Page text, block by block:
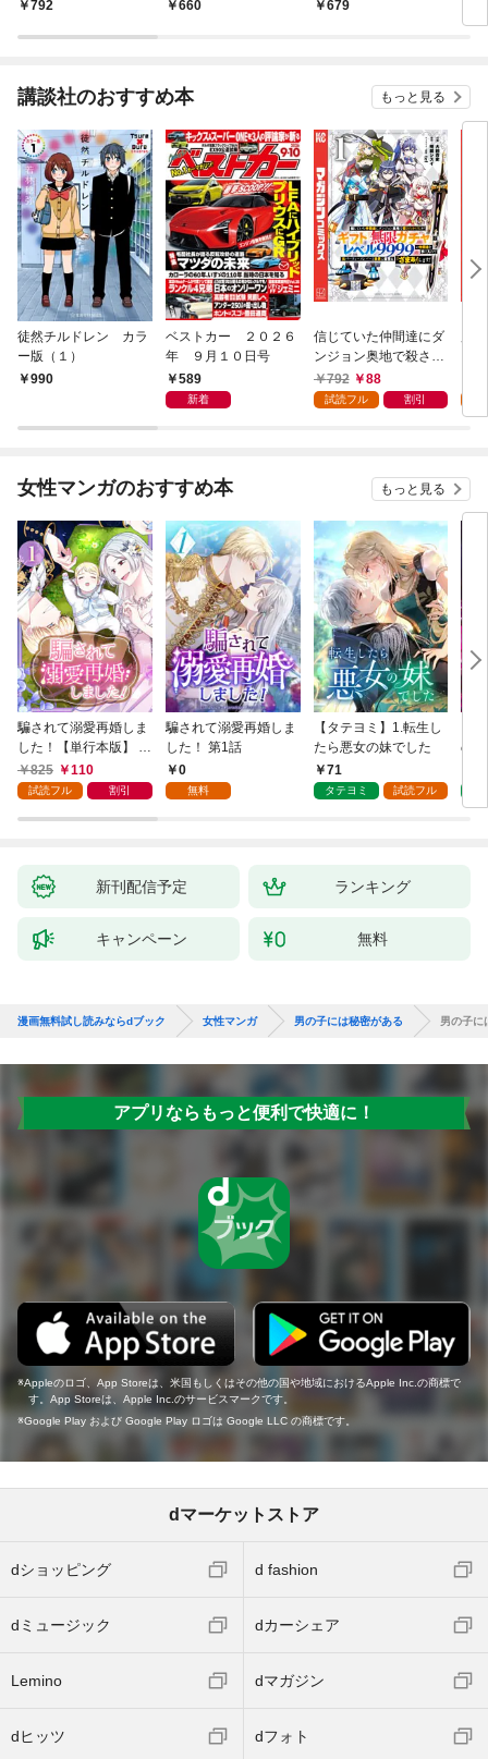
792 660 679
講談社のおすすめ本 もっと見る
徒然チルドレン カラ
ー版（１）
990
ベストカー ２０２６
年 ９月１０日号
589
新着
信じていた仲間達にダ
ンジョン奥地で殺され
かけたがギフト『無限
ガチャ』でレベル９９
『ざまぁ！』します！
792 88
試読フル 割引
女性マンガのおすすめ本 もっと見る
騙されて溺愛再婚しま
した！【単行本版】 1
巻825 110
試読フル 割引
騙されて溺愛再婚しま
した！ 第1話
0
無料
【タテヨミ】1.転生し
たら悪女の妹でした
71
タテヨミ 試読フル
の
新刊配信予定 ランキング
キャンペーン 無料
漫画無料試し読みならdブック 女性マンガ 男の子には秘密がある 男の子に
アプリならもっと便利で快適に！
Appleのロゴ、App Storeは、米国もしくはその他の国や地域におけるApple Inc.の商標で
す。App Storeは、Apple Inc.のサービスマークです。
Google Play および Google Play ロゴは Google LLC の商標です。
dマーケットストア
dショッピング d fashion
dミュージック dカーシェア
Lemino dマガジン
dヒッツ dフォト